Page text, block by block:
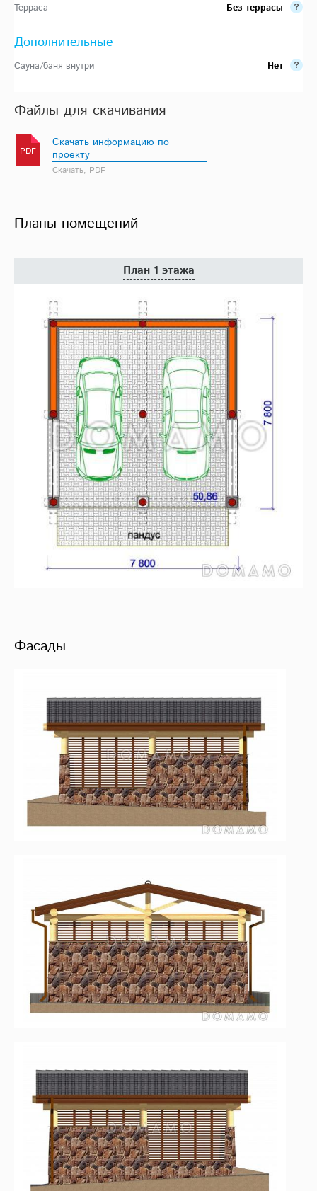
Терраса
Без террасы
Дополнительные
Сауна/баня внутри Нет
Файлы для скачивания
PDF
Скачать информацию по
проекту
Скачать, PDF
Планы помещений
План 1 этажа
Фасады